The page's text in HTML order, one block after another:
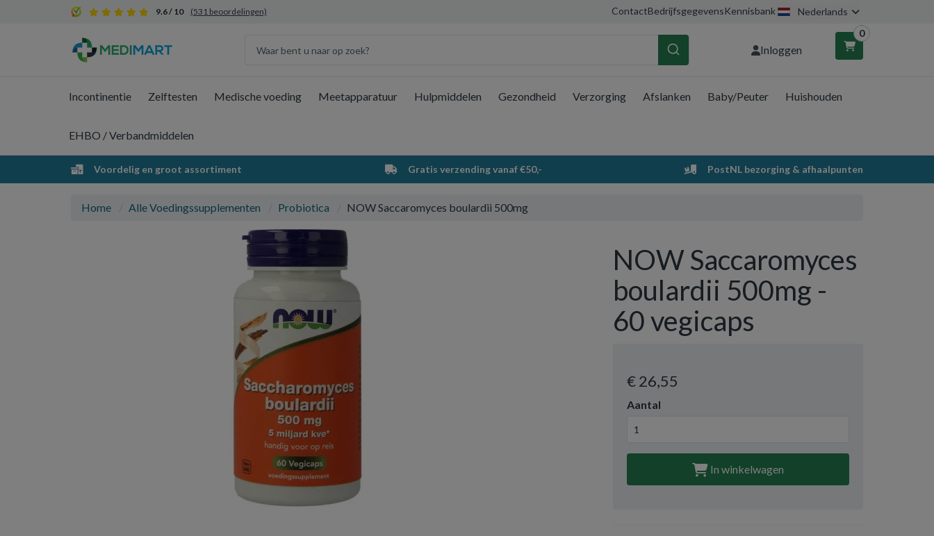
9.6 / 10 (531 beoordelingen) ContactBedrijfsgegevensKennisbank Nederlands
Inloggen
0
Winkelwagen
Uw winkelwagen is leeg.
Vul hem met producten.
Incontinentie Zelftesten Medische voeding Meetapparatuur Hulpmiddelen Gezondheid Verzorging Afslanken Baby/Peuter Huishouden
EHBO / Verbandmiddelen
Voordelig en groot assortiment Gratis verzending vanaf €50,- PostNL bezorging & afhaalpunten
Home Alle Voedingssupplementen Probiotica NOW Saccaromyces boulardii 500mg
NOW Saccaromyces
boulardii 500mg -
60 vegicaps
€ 26,55
Aantal
In winkelwagen